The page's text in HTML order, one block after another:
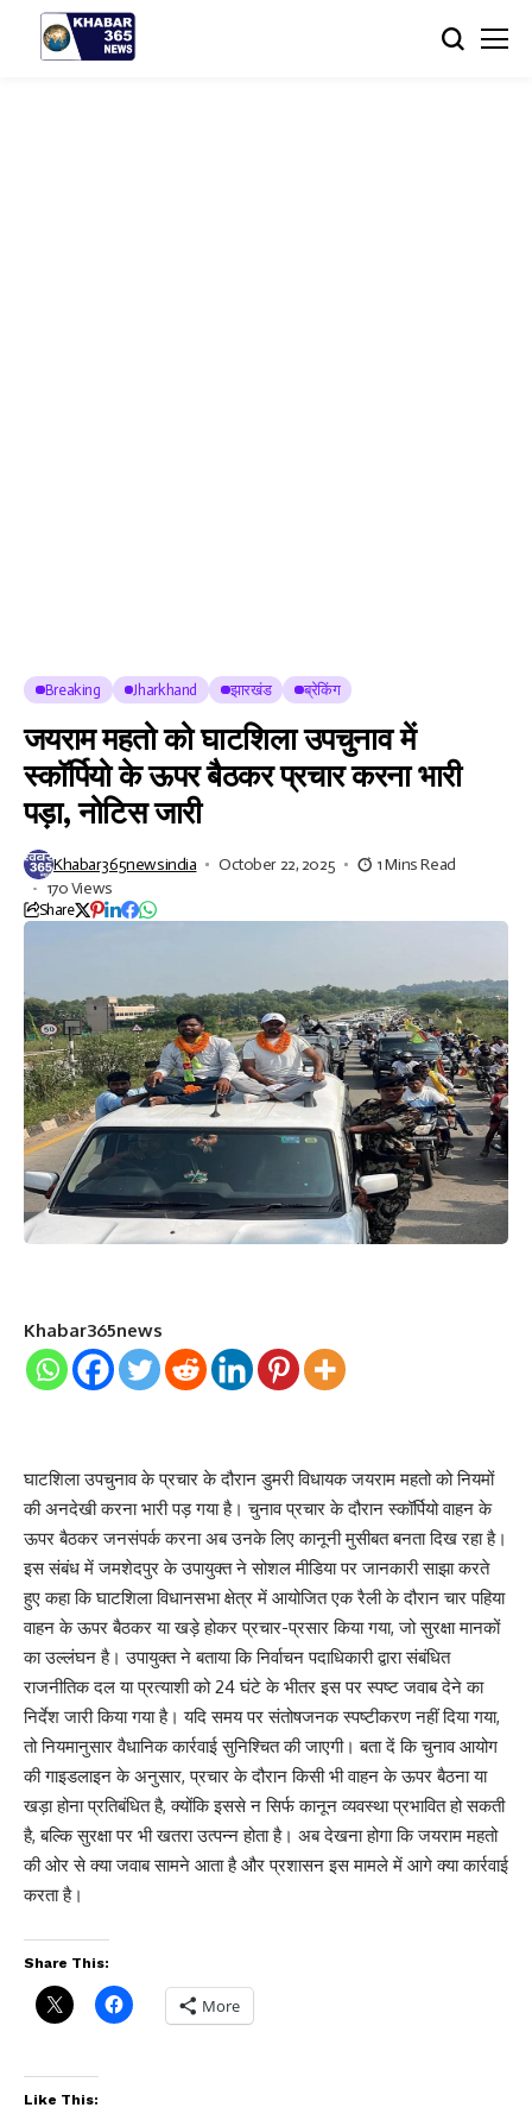
Breaking Jharkhand झारखंड ब्रेकिंग
जयराम महतो को घाटशिला उपचुनाव में
स्कॉर्पियो के ऊपर बैठकर प्रचार करना भारी
पड़ा, नोटिस जारी
Khabar365newsindia October 22, 2025
1 Mins Read
170 Views
Share
Khabar365news
घाटशिला उपचुनाव के प्रचार के दौरान डुमरी विधायक जयराम महतो को नियमों
की अनदेखी करना भारी पड़ गया है। चुनाव प्रचार के दौरान स्कॉर्पियो वाहन के
ऊपर बैठकर जनसंपर्क करना अब उनके लिए कानूनी मुसीबत बनता दिख रहा है।
इस संबंध में जमशेदपुर के उपायुक्त ने सोशल मीडिया पर जानकारी साझा करते
हुए कहा कि घाटशिला विधानसभा क्षेत्र में आयोजित एक रैली के दौरान चार पहिया
वाहन के ऊपर बैठकर या खड़े होकर प्रचार-प्रसार किया गया, जो सुरक्षा मानकों
का उल्लंघन है। उपायुक्त ने बताया कि निर्वाचन पदाधिकारी द्वारा संबंधित
राजनीतिक दल या प्रत्याशी को 24 घंटे के भीतर इस पर स्पष्ट जवाब देने का
निर्देश जारी किया गया है। यदि समय पर संतोषजनक स्पष्टीकरण नहीं दिया गया,
तो नियमानुसार वैधानिक कार्रवाई सुनिश्चित की जाएगी। बता दें कि चुनाव आयोग
की गाइडलाइन के अनुसार, प्रचार के दौरान किसी भी वाहन के ऊपर बैठना या
खड़ा होना प्रतिबंधित है, क्योंकि इससे न सिर्फ कानून व्यवस्था प्रभावित हो सकती
है, बल्कि सुरक्षा पर भी खतरा उत्पन्न होता है। अब देखना होगा कि जयराम महतो
की ओर से क्या जवाब सामने आता है और प्रशासन इस मामले में आगे क्या कार्रवाई
करता है।
Share This:
More
Like This: